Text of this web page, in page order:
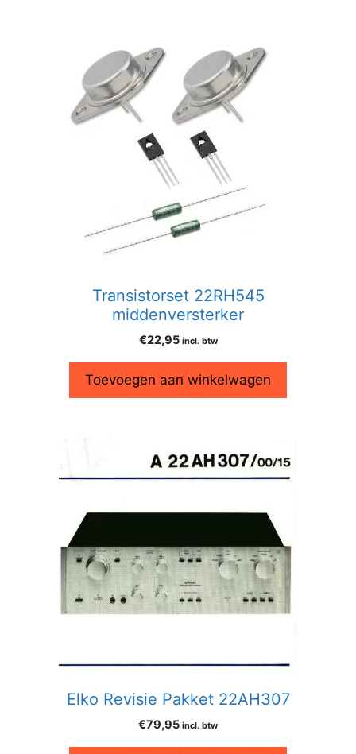
Transistorset 22RH545
middenversterker
€22,95 incl. btw
Toevoegen aan winkelwagen
Elko Revisie Pakket 22AH307
€79,95 incl. btw